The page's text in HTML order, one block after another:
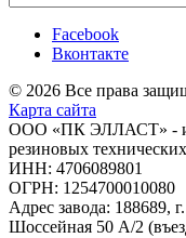
Facebook
Вконтакте
© 2026 Все права
Карта сайта
ООО «ПК ЭЛЛАСТ» -
резиновых
ИНН: 4706089801
ОГРН: 1254700010080
Адрес завода: 188689,
Шоссейная 50 А/2